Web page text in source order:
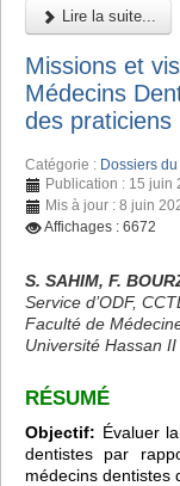
Lire la suite...
Missions et
Médecins
des praticiens
Catégorie : Dossiers
Publication : 15 juin
Mis à jour : 8 juin
Affichages : 6672
S. SAHIM, F.
Service d’ODF,
Faculté de
Université Hassan
RÉSUMÉ
Objectif: Évaluer
dentistes par
médecins dentistes